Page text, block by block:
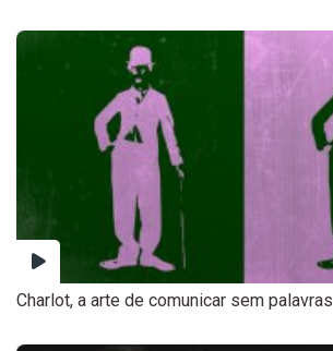
Charlot, a arte de comunicar sem palavras